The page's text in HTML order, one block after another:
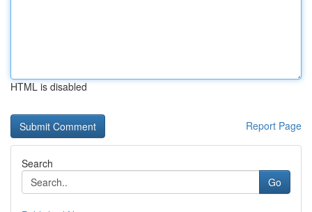
HTML is disabled
Report Page
Search
Go